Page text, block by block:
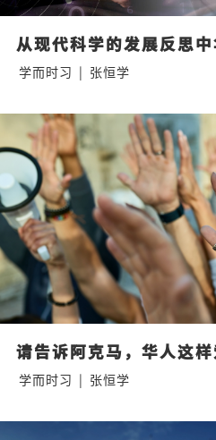
从现代科学的发展反思
学而时习 | 张恒学
请告诉阿克马，华人这样
学而时习 | 张恒学